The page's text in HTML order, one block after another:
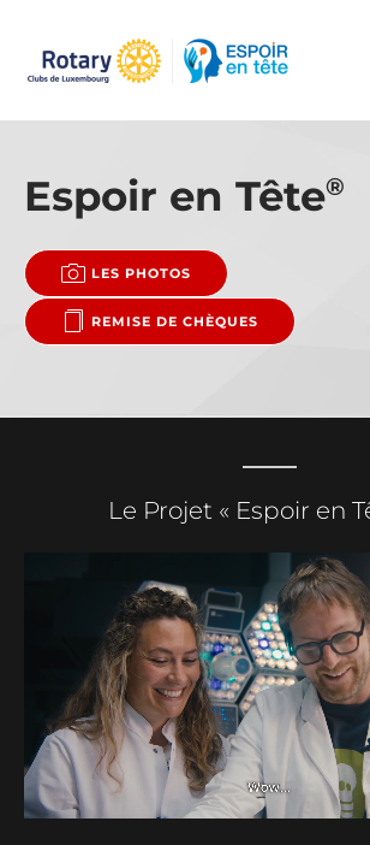
Accéder au contenu principal
Espoir en Tête®
LES PHOTOS
REMISE DE CHÈQUES
Le Projet « Espoir en